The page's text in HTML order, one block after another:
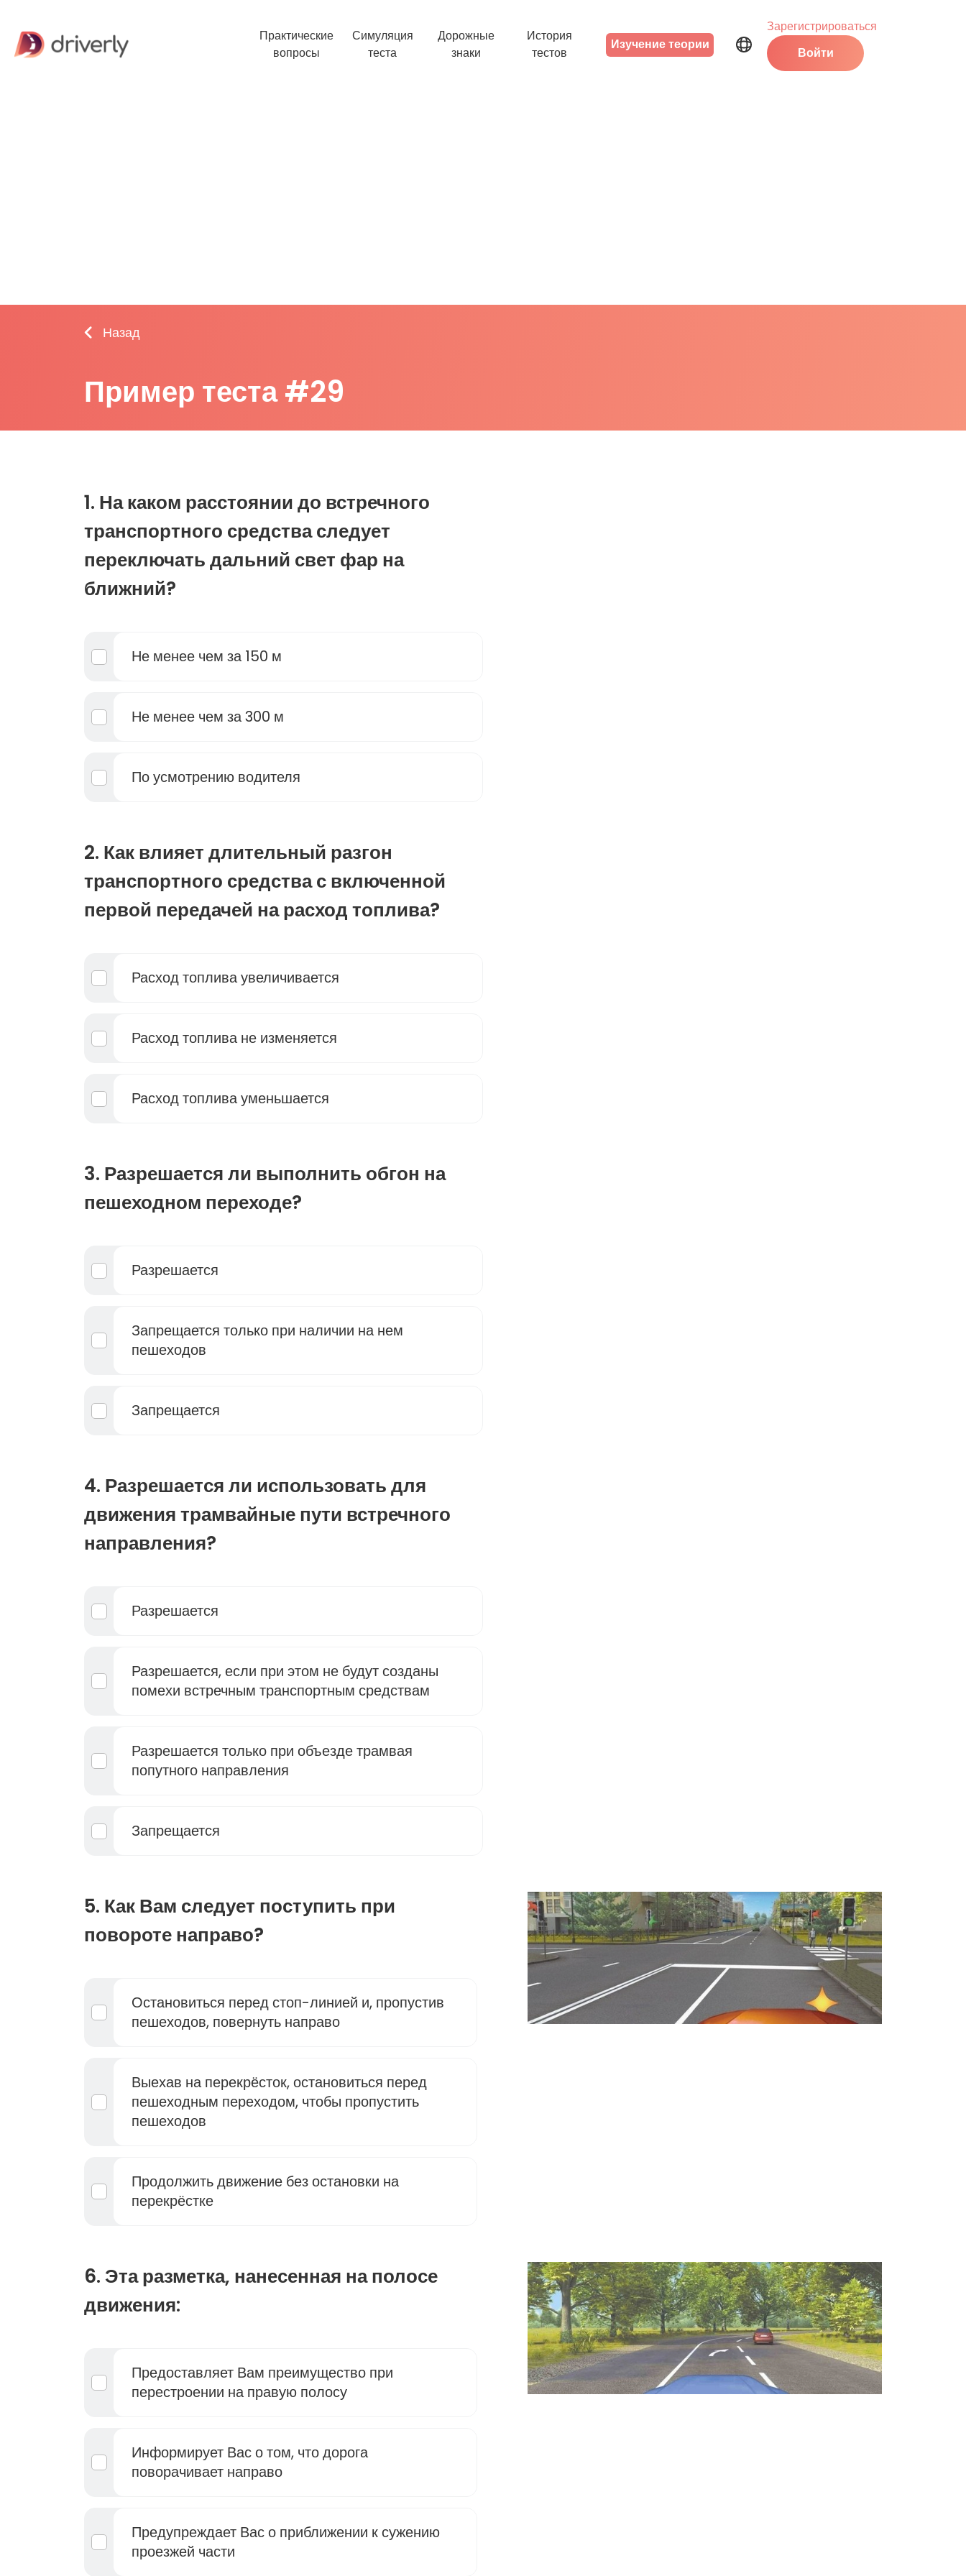
Практические
вопросы
Симуляция
теста
Дорожные
знаки
История
тестов
Изучение теории
Зарегистрироваться
Войти
Назад
Пример теста #29
1. На каком расстоянии до встречного
транспортного средства следует
переключать дальний свет фар на
ближний?
Не менее чем за 150 м
Не менее чем за 300 м
По усмотрению водителя
2. Как влияет длительный разгон
транспортного средства с включенной
первой передачей на расход топлива?
Расход топлива увеличивается
Расход топлива не изменяется
Расход топлива уменьшается
3. Разрешается ли выполнить обгон на
пешеходном переходе?
Разрешается
Запрещается только при наличии на нем
пешеходов
Запрещается
4. Разрешается ли использовать для
движения трамвайные пути встречного
направления?
Разрешается
Разрешается, если при этом не будут созданы
помехи встречным транспортным средствам
Разрешается только при объезде трамвая
попутного направления
Запрещается
5. Как Вам следует поступить при
повороте направо?
Остановиться перед стоп-линией и, пропустив
пешеходов, повернуть направо
Выехав на перекрёсток, остановиться перед
пешеходным переходом, чтобы пропустить
пешеходов
Продолжить движение без остановки на
перекрёстке
6. Эта разметка, нанесенная на полосе
движения:
Предоставляет Вам преимущество при
перестроении на правую полосу
Информирует Вас о том, что дорога
поворачивает направо
Предупреждает Вас о приближении к сужению
проезжей части